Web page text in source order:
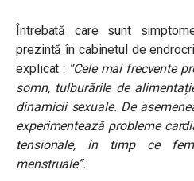
Întrebată care sunt
prezintă în cabinetul de
explicat : “Cele mai frecvente
somn, tulburările de
dinamicii sexuale. De
experimentează probleme
tensionale, în timp ce
menstruale”.